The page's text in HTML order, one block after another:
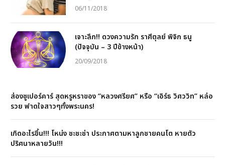
06/11/2018
เจาะลึก!! ดวงความรัก ราศีตุลย์ พิจิก ธนู
(ปัจจุบัน – 3 ปีข้างหน้า)
20/09/2018
ส่องซูเปอร์คาร์ สุดหรูหราของ “หลวงศรียศ” หรือ “เอิร์ธ วิศววิท” หล่อ
รวย ฟาดใจสาวๆทั้งพระนคร!
เกิดอะไรขึ้น!!! โหน่ง ชะชะช่า ประกาศตามหาลูกชายคนโต หายตัว
ปริศนาหลายวัน!!!